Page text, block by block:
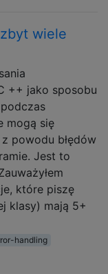
wiele
++ jako sposobu
mogą się
powodu błędów
Jest to
które piszę
klasy) mają 5+
handling